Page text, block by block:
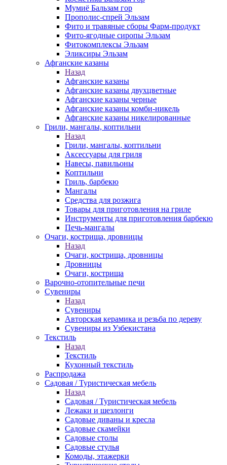
Мумиё Бальзам гор
Прополис-спрей Эльзам
Фито и травяные сборы Фарм-продукт
Фито-ягодные сиропы Эльзам
Фитокомплексы Эльзам
Эликсиры Эльзам
Афганские казаны
Назад
Афганские казаны
Афганские казаны двухцветные
Афганские казаны черные
Афганские казаны комби-никель
Афганские казаны никелированные
Грили, мангалы, коптильни
Назад
Грили, мангалы, коптильни
Аксессуары для гриля
Навесы, павильоны
Коптильни
Гриль, барбекю
Мангалы
Средства для розжига
Товары для приготовления на гриле
Инструменты для приготовления барбекю
Печь-мангалы
Очаги, кострища, дровницы
Назад
Очаги, кострища, дровницы
Дровницы
Очаги, кострища
Варочно-отопительные печи
Сувениры
Назад
Сувениры
Авторская керамика и резьба по дереву
Сувениры из Узбекистана
Текстиль
Назад
Текстиль
Кухонный текстиль
Распродажа
Садовая / Туристическая мебель
Назад
Садовая / Туристическая мебель
Лежаки и шезлонги
Садовые диваны и кресла
Садовые скамейки
Садовые столы
Садовые стулья
Комоды, этажерки